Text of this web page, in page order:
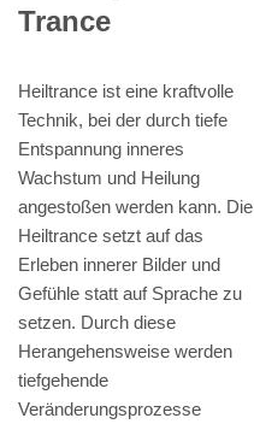
Trance
Heiltrance ist eine kraftvolle
Technik, bei der durch tiefe
Entspannung inneres
Wachstum und Heilung
angestoßen werden kann. Die
Heiltrance setzt auf das
Erleben innerer Bilder und
Gefühle statt auf Sprache zu
setzen. Durch diese
Herangehensweise werden
tiefgehende
Veränderungsprozesse